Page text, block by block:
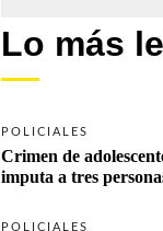
Lo más
POLICIALES
Crimen de
POLICIALES